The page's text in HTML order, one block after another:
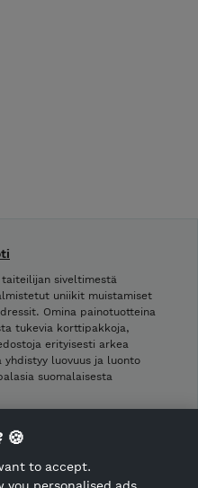
siveltimestä
uniikit muistamiset
Omina painotuotteina
tukevia korttipakkoja,
erityisesti arkea
luovuus ja luonto
suomalaisesta
🍪
to accept.